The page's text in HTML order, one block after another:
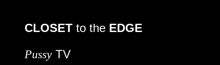
CLOSET to the EDGE
Pussy TV